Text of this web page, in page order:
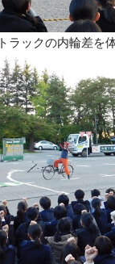
トラックの内輪差を